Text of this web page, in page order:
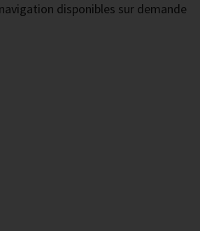
disponibles sur demande